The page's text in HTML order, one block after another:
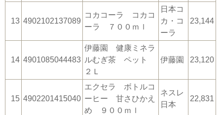
13 4902102137089
コカコーラ コカコ
ーラ ７００ｍｌ
日本コ
カ・コ
ーラ
23,144
14 4901085044483
伊藤園 健康ミネラ
ルむぎ茶 ペット
２Ｌ
伊藤園 23,120
15 4902201415040
エクセラ ボトルコ
ーヒー 甘さひかえ
め ９００ｍｌ
ネスレ
日本
22,831